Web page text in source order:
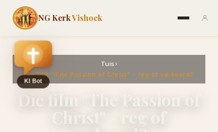
NG KerkVishoek
Tuis›
Die film "The Passion of Christ" - reg of verkeerd?